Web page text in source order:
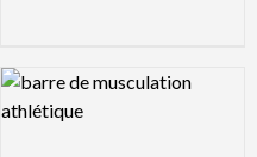
Logo Preview Image